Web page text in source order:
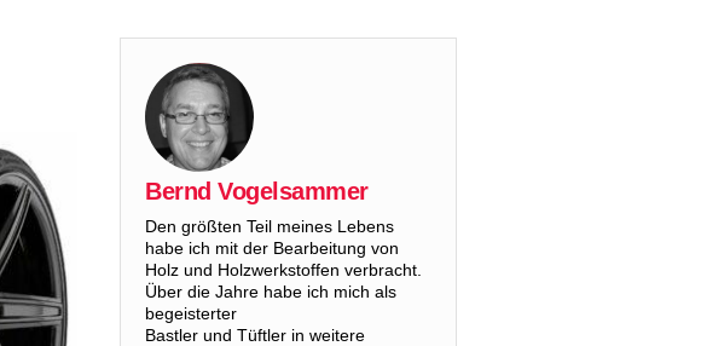
Bernd Vogelsammer
Den größten Teil meines Lebens
habe ich mit der Bearbeitung von
Holz und Holzwerkstoffen verbracht.
Über die Jahre habe ich mich als
begeisterter
Bastler und Tüftler in weitere